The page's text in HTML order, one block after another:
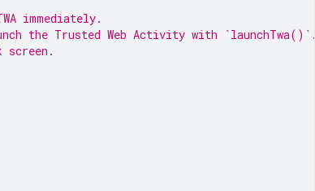
immediately.
the Trusted Web Activity with `launchTwa()`.